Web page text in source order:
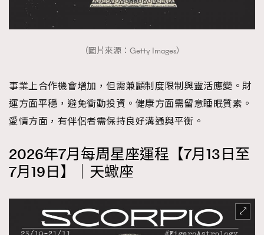
（圖片來源：Getty Images）
事業上合作機會增加，但需兼顧制度限制與靈活應變。財
運方面平穩，避免衝動投資。健康方面需留意睡眠質素。
愛情方面，有伴侶者需保持良好溝通與平衡。
2026年7月每周星座運程【7月13日至
7月19日】｜天蠍座